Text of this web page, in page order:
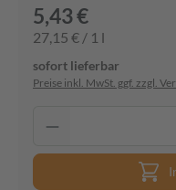
5,43 €
27,15 € / 1 l
sofort lieferbar
Preise inkl. MwSt. ggf. zzgl.